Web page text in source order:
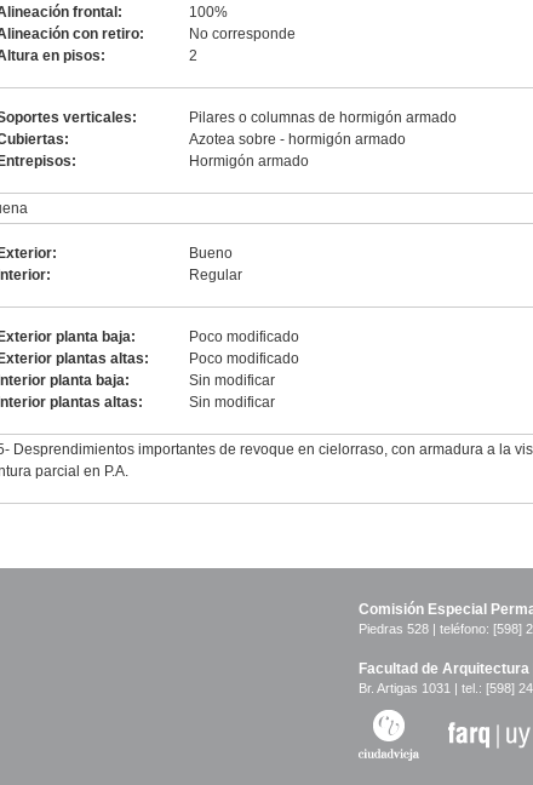
frontal:
100%
con retiro:
No corresponde
-
en pisos: 2
verticales:
Pilares o columnas de hormigón armado
Azotea sobre - hormigón armado
Hormigón armado
Bueno
Regular
planta baja:
Poco modificado
plantas altas:
Poco modificado
planta baja:
Sin modificar
plantas altas:
Sin modificar
Desprendimientos importantes de revoque en cielorraso, con armadura a la
parcial en P.A.
Comisión Especial
Piedras 528 | teléfono: [598]
Facultad de Arquitectura
Br. Artigas 1031 | tel.: [598]